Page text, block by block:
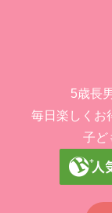
5歳長
毎日楽しくお
子ど